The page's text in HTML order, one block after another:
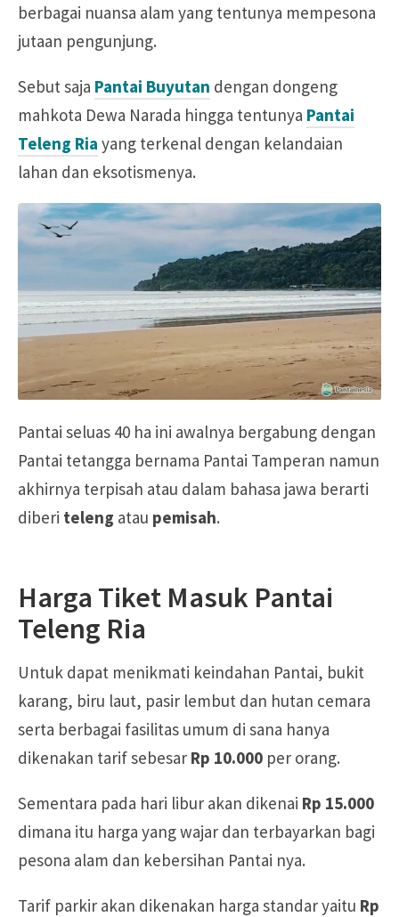
berbagai nuansa alam yang tentunya mempesona
jutaan pengunjung.
Sebut saja Pantai Buyutan dengan dongeng
mahkota Dewa Narada hingga tentunya Pantai
Teleng Ria yang terkenal dengan kelandaian
lahan dan eksotismenya.
Pantai seluas 40 ha ini awalnya bergabung dengan
Pantai tetangga bernama Pantai Tamperan namun
akhirnya terpisah atau dalam bahasa jawa berarti
diberi teleng atau pemisah.
Harga Tiket Masuk Pantai
Teleng Ria
Untuk dapat menikmati keindahan Pantai, bukit
karang, biru laut, pasir lembut dan hutan cemara
serta berbagai fasilitas umum di sana hanya
dikenakan tarif sebesar Rp 10.000 per orang.
Sementara pada hari libur akan dikenai Rp 15.000
dimana itu harga yang wajar dan terbayarkan bagi
pesona alam dan kebersihan Pantai nya.
Tarif parkir akan dikenakan harga standar yaitu Rp